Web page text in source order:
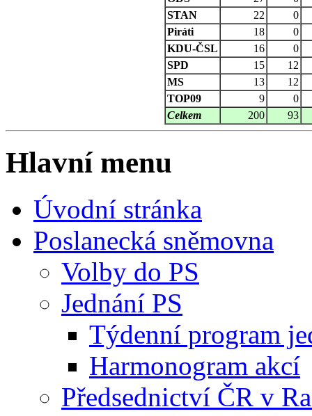
STAN
22
0
Piráti
18
0
KDU-ČSL
16
0
SPD
15
12
MS
13
12
TOP09
9
0
Celkem
200 93
Hlavní menu
Úvodní stránka
Poslanecká sněmovna
Volby do PS
Jednání PS
Týdenní program
Harmonogram akcí
Předsednictví ČR v